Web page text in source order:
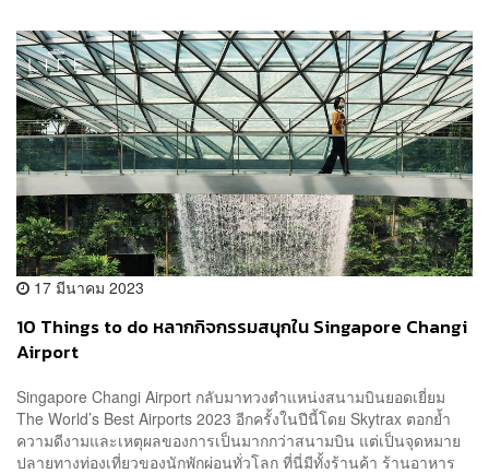
17 มีนาคม 2023
10 Things to do หลากกิจกรรมสนุกใน Singapore Changi
Airport
Singapore Changi Airport กลับมาทวงตำแหน่งสนามบินยอดเยี่ยม
The World’s Best Airports 2023 อีกครั้งในปีนี้โดย Skytrax ตอกย้ำ
ความดีงามและเหตุผลของการเป็นมากกว่าสนามบิน แต่เป็นจุดหมาย
ปลายทางท่องเที่ยวของนักพักผ่อนทั่วโลก ที่นี่มีทั้งร้านค้า ร้านอาหาร